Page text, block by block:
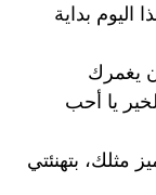
اليوم بداية
يغمرك
يا أحب
مثلك، بتهنئتي